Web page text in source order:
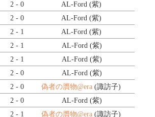
2 - 0 AL-Ford (紫)
2 - 0 AL-Ford (紫)
2 - 1 AL-Ford (紫)
2 - 1 AL-Ford (紫)
2 - 1 AL-Ford (紫)
2 - 0 AL-Ford (紫)
2 - 0 偽者の贋物@era (諏訪子)
2 - 0 AL-Ford (紫)
2 - 1 偽者の贋物@era (諏訪子)